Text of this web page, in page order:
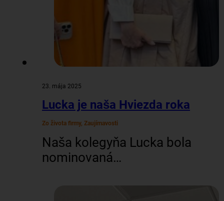
23. mája 2025
Lucka je naša Hviezda roka
Zo života firmy, Zaujímavosti
Naša kolegyňa Lucka bola
nominovaná